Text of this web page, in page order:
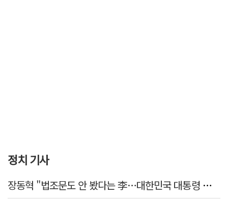
정치 기사
장동혁 "법조문도 안 봤다는 李…대한민국 대통령 맞나, 역대급 망언"